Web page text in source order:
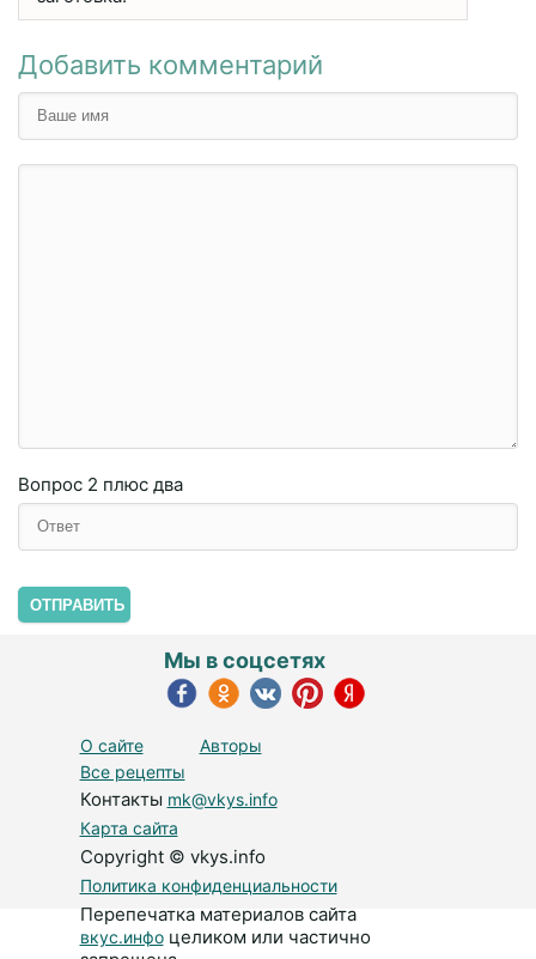
Добавить комментарий
Вопрос 2 плюc двa
ОТПРАВИТЬ
О сайте
Авторы
Все рецепты
Контакты mk@vkys.info
Карта сайта
Copyright © vkys.info
Политика конфиденциальности
Перепечатка материалов сайта
вкус.инфоцеликом или частично
Мы в соцсетях